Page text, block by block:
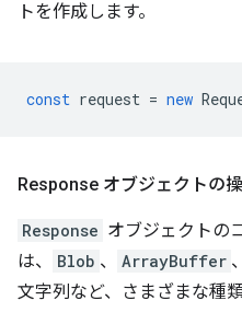
トを作成します。
const request = new
Response オブジェクトの
Response オブジェクトの
は、
Blob 、 ArrayBuffer 、
文字列など、さまざまな種